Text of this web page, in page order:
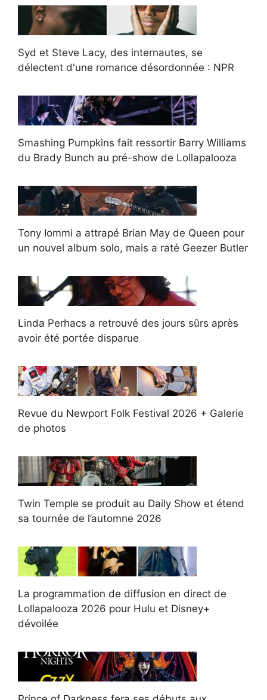
Syd et Steve Lacy, des internautes, se
délectent d'une romance désordonnée : NPR
Smashing Pumpkins fait ressortir Barry Williams
du Brady Bunch au pré-show de Lollapalooza
Tony Iommi a attrapé Brian May de Queen pour
un nouvel album solo, mais a raté Geezer Butler
Linda Perhacs a retrouvé des jours sûrs après
avoir été portée disparue
Revue du Newport Folk Festival 2026 + Galerie
de photos
Twin Temple se produit au Daily Show et étend
sa tournée de l’automne 2026
La programmation de diffusion en direct de
Lollapalooza 2026 pour Hulu et Disney+
dévoilée